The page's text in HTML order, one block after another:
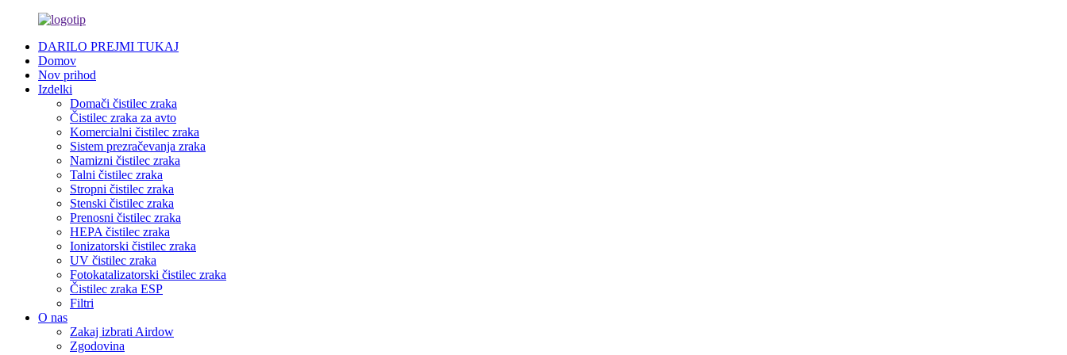
DARILO PREJMI TUKAJ
Domov
Nov prihod
Izdelki
Domači čistilec zraka
Čistilec zraka za avto
Komercialni čistilec zraka
Sistem prezračevanja zraka
Namizni čistilec zraka
Talni čistilec zraka
Stropni čistilec zraka
Stenski čistilec zraka
Prenosni čistilec zraka
HEPA čistilec zraka
Ionizatorski čistilec zraka
UV čistilec zraka
Fotokatalizatorski čistilec zraka
Čistilec zraka ESP
Filtri
O nas
Zakaj izbrati Airdow
Zgodovina